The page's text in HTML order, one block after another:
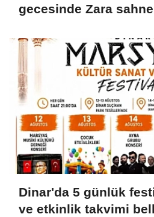
gecesinde Zara sahne
Dinar'da 5 günlük
ve etkinlik takvimi